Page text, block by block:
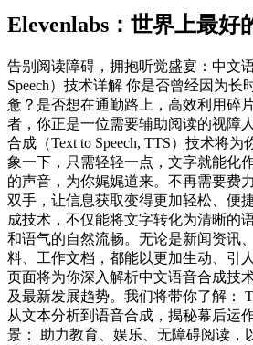
Elevenlabs：世界上最好
告别阅读障碍，拥抱听觉盛宴：中文
Speech）技术详解 你是否曾经因为长
惫？是否想在通勤路上，高效利用碎
者，你正是一位需要辅助阅读的视障
合成（Text to Speech, TTS）技术将
象一下，只需轻轻一点，文字就能化
的声音，为你娓娓道来。不再需要费
双手，让信息获取变得更加轻松、便
成技术，不仅能将文字转化为清晰的
和语气的自然流畅。无论是新闻资讯
料、工作文档，都能以更加生动、引
页面将为你深入解析中文语音合成技
及最新发展趋势。我们将带你了解：
从文本分析到语音合成，揭秘幕后运
景： 助力教育、娱乐、无障碍阅读，